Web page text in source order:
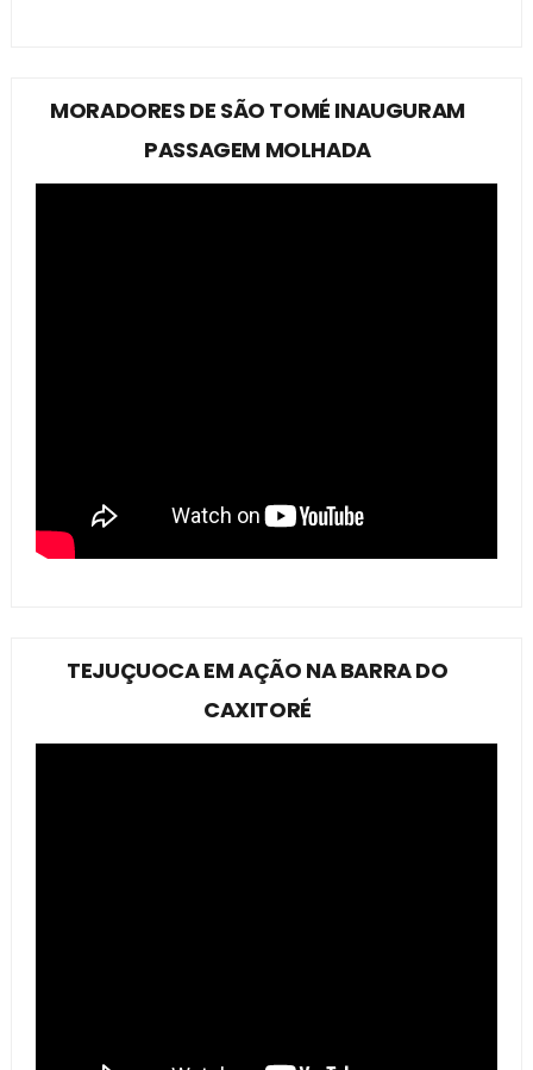
MORADORES DE SÃO TOMÉ INAUGURAM
PASSAGEM MOLHADA
TEJUÇUOCA EM AÇÃO NA BARRA DO
CAXITORÉ